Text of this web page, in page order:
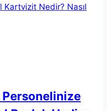
Kartvizit Nedir? Nasıl
Personelinize